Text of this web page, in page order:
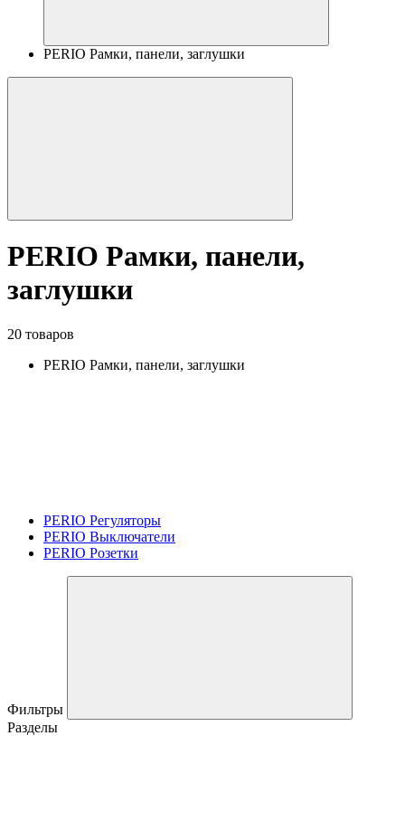
PERIO Рамки, панели, заглушки
PERIO Рамки, панели,
заглушки
20 товаров
PERIO Рамки, панели, заглушки
PERIO Регуляторы
PERIO Выключатели
PERIO Розетки
Фильтры
Разделы